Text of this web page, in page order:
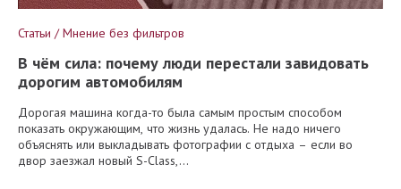
Статьи / Мнение без фильтров
В чём сила: почему люди перестали завидовать
дорогим автомобилям
Дорогая машина когда-то была самым простым способом
показать окружающим, что жизнь удалась. Не надо ничего
объяснять или выкладывать фотографии с отдыха – если во
двор заезжал новый S-Class,...